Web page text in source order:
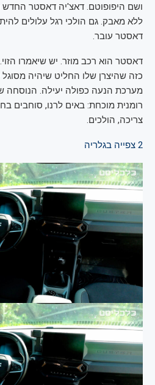
ושם היפופוטם. דאצ'יה דאסטר
ללא מאבק. גם הולכי רגל עלולים
דאסטר עובר.
דאסטר הוא רכב מוזר. יש שיאמרו
כזה שהיצרן שלו החליט שיהיה
מערכת הנעה כפולה יעילה. הנוסחה
רומנית מוכחת: באים לרנו, סוחבים
צריכה, הולכים.
2 צפייה בגלריה